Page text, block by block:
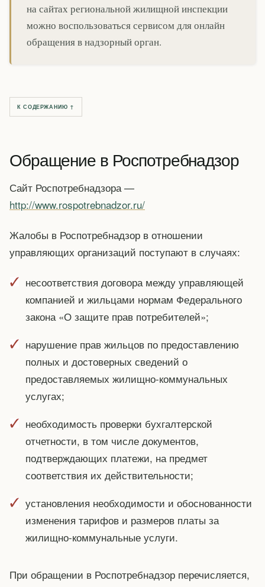
на сайтах региональной жилищной инспекции
можно воспользоваться сервисом для онлайн
обращения в надзорный орган.
К СОДЕРЖАНИЮ ↑
Обращение в Роспотребнадзор
Сайт Роспотребнадзора —
http://www.rospotrebnadzor.ru/
Жалобы в Роспотребнадзор в отношении
управляющих организаций поступают в случаях:
несоответствия договора между управляющей
компанией и жильцами нормам Федерального
закона «О защите прав потребителей»;
нарушение прав жильцов по предоставлению
полных и достоверных сведений о
предоставляемых жилищно-коммунальных
услугах;
необходимость проверки бухгалтерской
отчетности, в том числе документов,
подтверждающих платежи, на предмет
соответствия их действительности;
установления необходимости и обоснованности
изменения тарифов и размеров платы за
жилищно-коммунальные услуги.
При обращении в Роспотребнадзор перечисляется,